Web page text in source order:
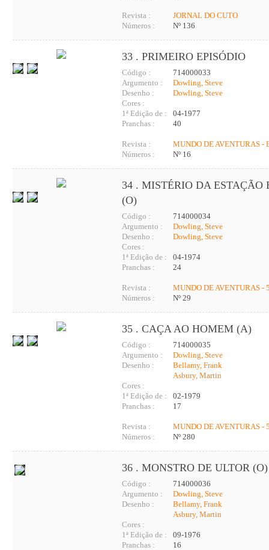
Revista :
JORNAL DO CUTO
Números :
Nº 136
33 . PRIMEIRO EPISÓDIO
Código :
714000033
Argumento :
Dowling, Steve
Desenho :
Dowling, Steve
Cores :
1ª Edição de :
04-1977
Pranchas :
40
Revista :
MUNDO DE AVENTURAS -
Números :
Nº 16
34 . MISTÉRIO DA ESTAÇÃO
(O)
Código :
714000034
Argumento :
Dowling, Steve
Desenho :
Dowling, Steve
Cores :
1ª Edição de :
04-1974
Pranchas :
24
Revista :
MUNDO DE AVENTURAS -
Números :
Nº 29
35 . CAÇA AO HOMEM (A)
Código :
714000035
Argumento :
Dowling, Steve
Desenho :
Bellamy, Frank
Asbury, Martin
Cores :
1ª Edição de :
02-1979
Pranchas :
17
Revista :
MUNDO DE AVENTURAS -
Números :
Nº 280
36 . MONSTRO DE ULTOR (O)
Código :
714000036
Argumento :
Dowling, Steve
Desenho :
Bellamy, Frank
Asbury, Martin
Cores :
1ª Edição de :
09-1976
Pranchas :
16